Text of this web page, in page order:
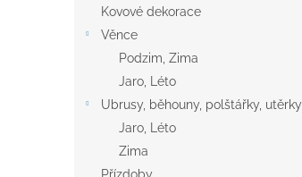
Kovové dekorace
Věnce
Podzim, Zima
Jaro, Léto
Ubrusy, běhouny, polštářky, utěrky
Jaro, Léto
Zima